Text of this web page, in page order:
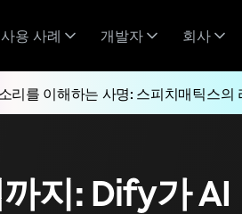
사용 사례 개발자 회사
리를 이해하는 사명: 스피치매틱스
지: Dify가 AI